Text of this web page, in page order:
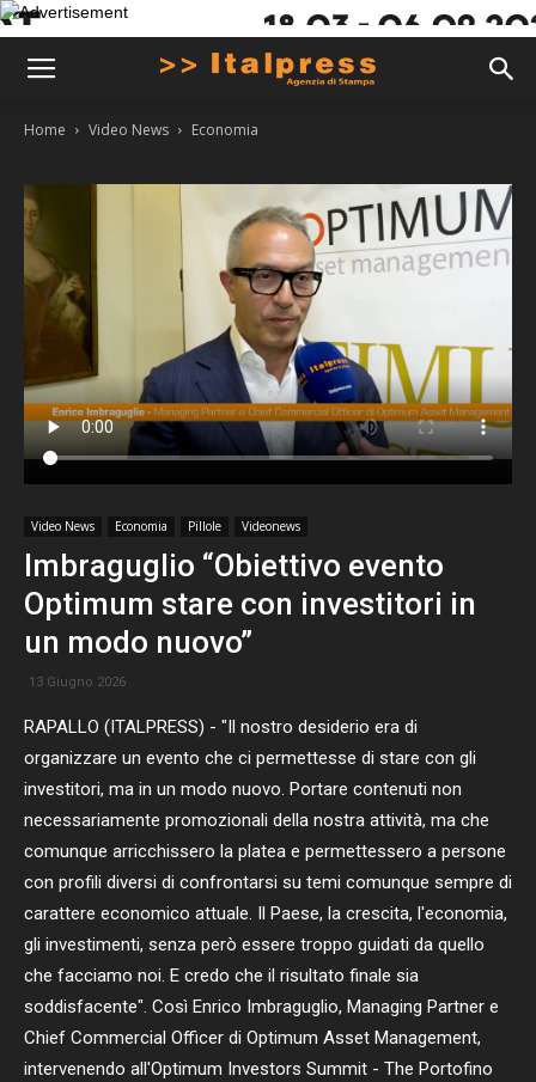
Home Video News Economia
Video News Economia Pillole Videonews
Imbraguglio “Obiettivo evento
Optimum stare con investitori in
un modo nuovo”
13 Giugno 2026
RAPALLO (ITALPRESS) - "Il nostro desiderio era di
organizzare un evento che ci permettesse di stare con gli
investitori, ma in un modo nuovo. Portare contenuti non
necessariamente promozionali della nostra attività, ma che
comunque arricchissero la platea e permettessero a persone
con profili diversi di confrontarsi su temi comunque sempre di
carattere economico attuale. Il Paese, la crescita, l'economia,
gli investimenti, senza però essere troppo guidati da quello
che facciamo noi. E credo che il risultato finale sia
soddisfacente". Così Enrico Imbraguglio, Managing Partner e
Chief Commercial Officer di Optimum Asset Management,
intervenendo all'Optimum Investors Summit - The Portofino